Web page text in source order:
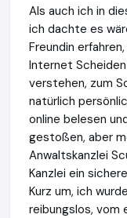
Als auch ich in
ich dachte es
Freundin
Internet
verstehen, zum
natürlich
online belesen
gestoßen, aber
Anwaltskanzlei
Kanzlei ein
Kurz um, ich
reibungslos, vom